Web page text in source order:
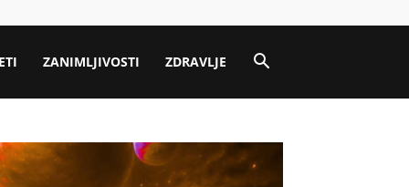
ZANIMLJIVOSTI ZDRAVLJE